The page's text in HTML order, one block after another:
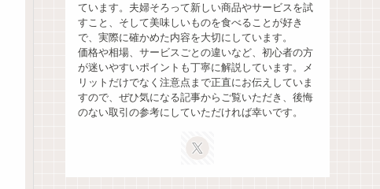
ています。夫婦そろって新しい商品やサービスを試
すこと、そして美味しいものを食べることが好き
で、実際に確かめた内容を大切にしています。
価格や相場、サービスごとの違いなど、初心者の方
が迷いやすいポイントも丁寧に解説しています。メ
リットだけでなく注意点まで正直にお伝えしていま
すので、ぜひ気になる記事からご覧いただき、後悔
のない取引の参考にしていただければ幸いです。